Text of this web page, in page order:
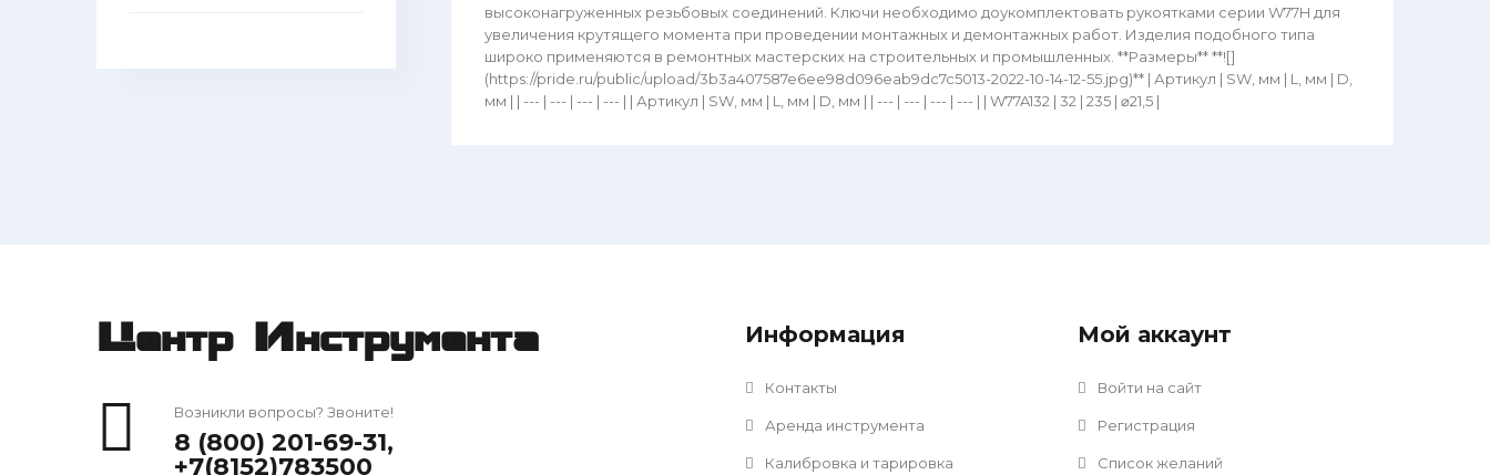
высоконагруженных резьбовых соединений. Ключи необходимо доукомплектовать рукоятками серии W77H для
увеличения крутящего момента при проведении монтажных и демонтажных работ. Изделия подобного типа
широко применяются в ремонтных мастерских на строительных и промышленных. **Размеры** **![]
(https://pride.ru/public/upload/3b3a407587e6ee98d096eab9dc7c5013-2022-10-14-12-55.jpg)** | Артикул | SW, мм | L, мм | D,
мм | | --- | --- | --- | --- | | Артикул | SW, мм | L, мм | D, мм | | --- | --- | --- | --- | | W77A132 | 32 | 235 | ⌀21,5 |
Центр Инструмента
Возникли вопросы? Звоните!
8 (800) 201-69-31,
+7(8152)783500
Информация
Контакты
Аренда инструмента
Калибровка и тарировка
Мой аккаунт
Войти на сайт
Регистрация
Список желаний